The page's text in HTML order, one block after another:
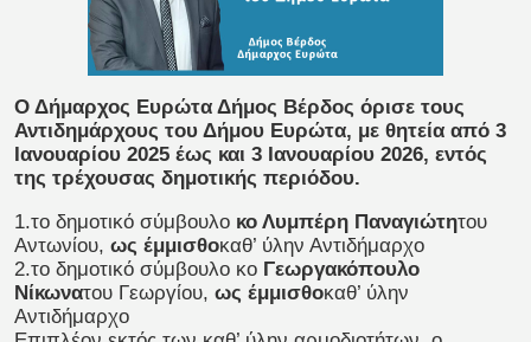
Ο Δήμαρχος Ευρώτα Δήμος Βέρδος όρισε τους
Αντιδημάρχους του Δήμου Ευρώτα, με θητεία από 3
Ιανουαρίου 2025 έως και 3 Ιανουαρίου 2026, εντός
της τρέχουσας δημοτικής περιόδου.
1.το δημοτικό σύμβουλο κο Λυμπέρη Παναγιώτητου
Αντωνίου, ως έμμισθοκαθ’ ύλην Αντιδήμαρχο
2.το δημοτικό σύμβουλο κο Γεωργακόπουλο
Νίκωνατου Γεωργίου, ως έμμισθοκαθ’ ύλην
Αντιδήμαρχο